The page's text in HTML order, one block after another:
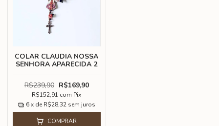
COLAR CLAUDIA NOSSA
SENHORA APARECIDA 2
R$239,90 R$169,90
R$152,91 com Pix
6 x de R$28,32 sem juros
COMPRAR